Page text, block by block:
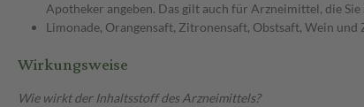
Apotheker angeben. Das gilt auch für Arzneimittel, die
Limonade, Orangensaft, Zitronensaft, Obstsaft, Wein
Wirkungsweise
Wie wirkt der Inhaltsstoff des Arzneimittels?